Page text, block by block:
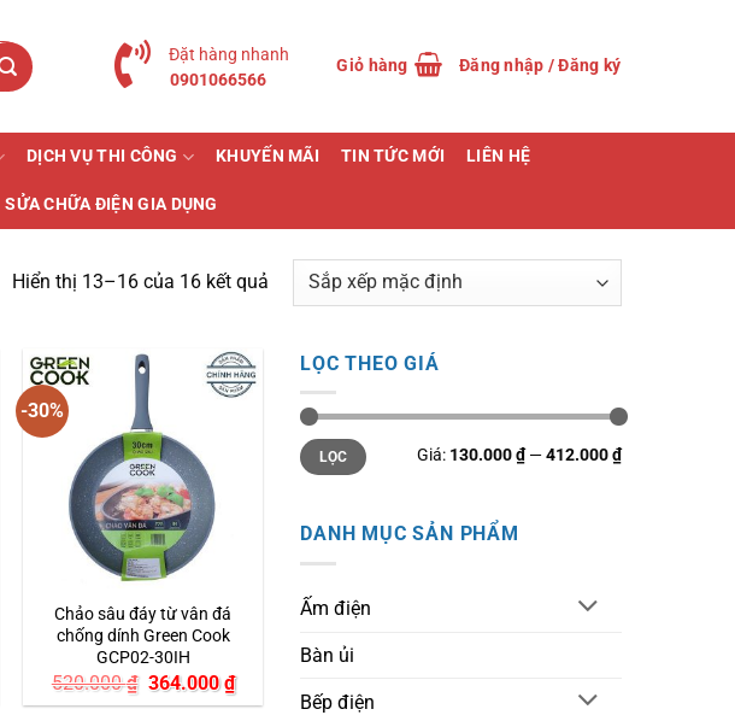
Đặt hàng nhanh
0901066566
Giỏ hàng Đăng nhập / Đăng ký
DỊCH VỤ THI CÔNG KHUYẾN MÃI TIN TỨC MỚI LIÊN HỆ
SỬA CHỮA ĐIỆN GIA DỤNG
Hiển thị 13–16 của 16 kết quả
-30%
Chảo sâu đáy từ vân đá
chống dính Green Cook
GCP02-30IH
520.000₫ Giá
gốc
364.000₫Giá
hiện
LỌC THEO GIÁ
Giá
tối
thiểu
Giá
tối
đa
LỌC Giá: 130.000 ₫—412.000 ₫
DANH MỤC SẢN PHẨM
Ấm điện
Bàn ủi
Bếp điện